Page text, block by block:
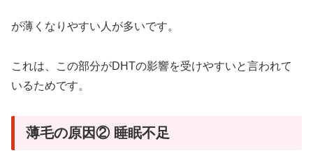
が薄くなりやすい人が多いです。
これは、この部分がDHTの影響を受けやすいと言われて
いるためです。
薄毛の原因② 睡眠不足